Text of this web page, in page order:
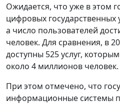
Ожидается, что уже в этом
цифровых государственных
а число пользователей
человек. Для сравнения, в
доступны 525 услуг,
около 4 миллионов человек.
При этом отмечено, что
информационные системы